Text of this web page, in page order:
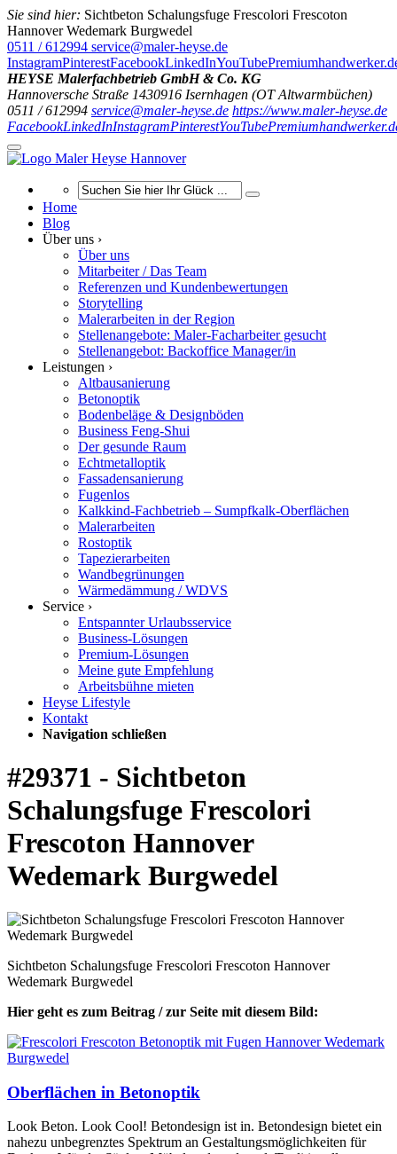
Sie sind hier: Sichtbeton Schalungsfuge Frescolori Frescoton
Hannover Wedemark Burgwedel
0511 / 612994 service@maler-heyse.de
InstagramPinterestFacebookLinkedInYouTube
HEYSE Malerfachbetrieb GmbH & Co. KG
Hannoversche Straße 1430916 Isernhagen (OT Altwarmbüchen)
0511 / 612994 service@maler-heyse.de https://www.maler-heyse.de
FacebookLinkedInInstagramPinterestYouTube
Home
Blog
Über uns ›
Über uns
Mitarbeiter / Das Team
Referenzen und Kundenbewertungen
Storytelling
Malerarbeiten in der Region
Stellenangebote: Maler-Facharbeiter gesucht
Stellenangebot: Backoffice Manager/in
Leistungen ›
Altbausanierung
Betonoptik
Bodenbeläge & Designböden
Business Feng-Shui
Der gesunde Raum
Echtmetalloptik
Fassadensanierung
Fugenlos
Kalkkind-Fachbetrieb – Sumpfkalk-Oberflächen
Malerarbeiten
Rostoptik
Tapezierarbeiten
Wandbegrünungen
Wärmedämmung / WDVS
Service ›
Entspannter Urlaubsservice
Business-Lösungen
Premium-Lösungen
Meine gute Empfehlung
Arbeitsbühne mieten
Heyse Lifestyle
Kontakt
Navigation schließen
#29371 - Sichtbeton
Schalungsfuge Frescolori
Frescoton Hannover
Wedemark Burgwedel
Sichtbeton Schalungsfuge Frescolori Frescoton Hannover
Wedemark Burgwedel
Hier geht es zum Beitrag / zur Seite mit diesem Bild:
Oberflächen in Betonoptik
Look Beton. Look Cool! Betondesign ist in. Betondesign bietet ein
nahezu unbegrenztes Spektrum an Gestaltungs­möglichkeiten für